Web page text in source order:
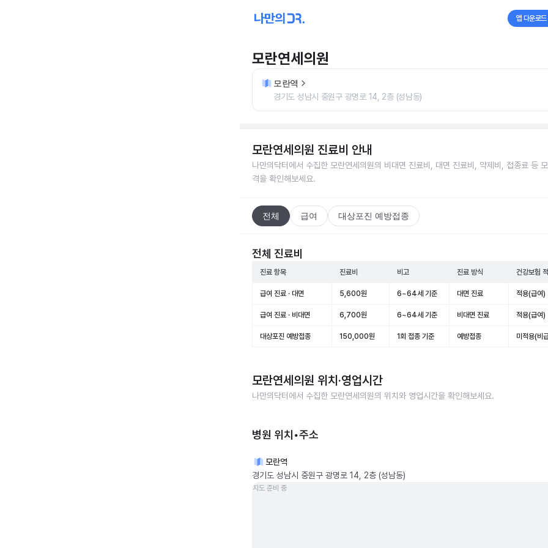
앱 다운로드
모란연세의원
모란역
경기도 성남시 중원구 광명로 14, 2층 (성남동)
모란연세의원 진료비 안내
나만의닥터에서 수집한 모란연세의원의 비대면 진료비, 대면 진료비, 약제비, 접종료 등
격을 확인해보세요.
전체 급여 대상포진 예방접종
전체 진료비
진료 항목 진료비 비고 진료 방식 건강보험
급여 진료 · 대면 5,600원 6~64세 기준 대면 진료 적용(급여)
급여 진료 · 비대면 6,700원 6~64세 기준 비대면 진료 적용(급여)
대상포진 예방접종 150,000원 1회 접종 기준 예방접종 미적용(비
모란연세의원 위치·영업시간
나만의닥터에서 수집한 모란연세의원의 위치와 영업시간을 확인해보세요.
병원 위치•주소
모란역
경기도 성남시 중원구 광명로 14, 2층 (성남동)
지도 준비 중